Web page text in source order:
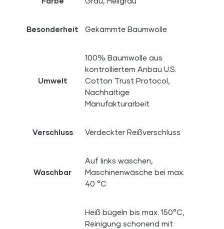
Besonderheit Gekämmte Baumwolle
Umwelt
100% Baumwolle aus
kontrolliertem Anbau U.S.
Cotton Trust Protocol,
Nachhaltige
Manufakturarbeit
Verschluss Verdeckter Reißverschluss
Waschbar
Auf links waschen,
Maschinenwäsche bei max.
40 °C
Heiß bügeln bis max. 150°C,
Reinigung schonend mit